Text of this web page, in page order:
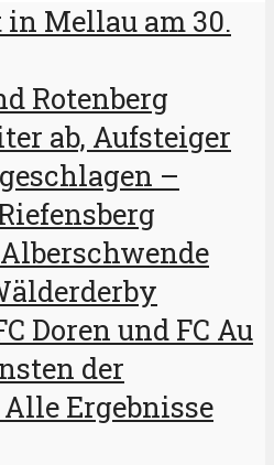
in Mellau am 30.
Rotenberg
ab, Aufsteiger
–
Doren und FC Au
der
Ergebnisse